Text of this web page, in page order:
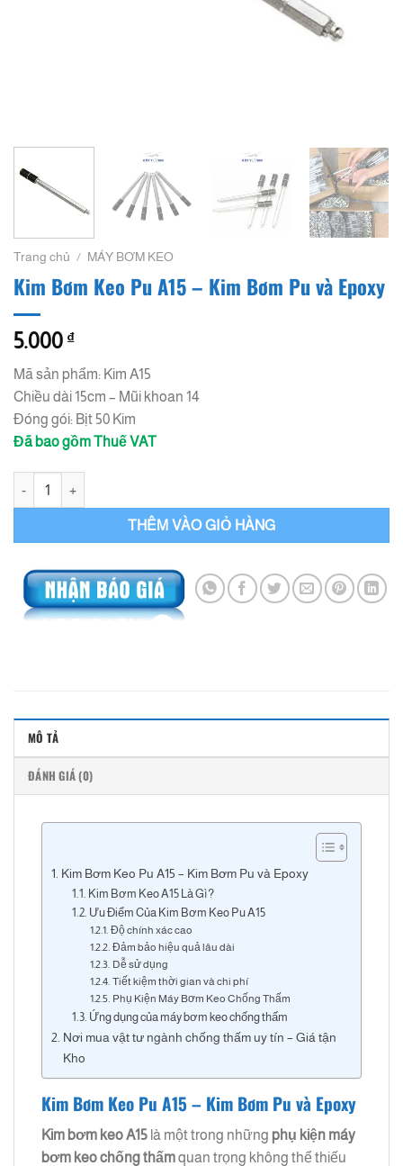
Trang chủ / MÁY BƠM KEO
Kim Bơm Keo Pu A15 – Kim Bơm Pu và Epoxy
5.000 ₫
Mã sản phẩm: Kim A15
Chiều dài 15cm – Mũi khoan 14
Đóng gói: Bịt 50 Kim
Đã bao gồm Thuế VAT
THÊM VÀO GIỎ HÀNG
MÔ TẢ
ĐÁNH GIÁ (0)
Kim Bơm Keo Pu A15 – Kim Bơm Pu và Epoxy
Kim Bơm Keo A15 Là Gì?
Ưu Điểm Của Kim Bơm Keo Pu A15
Độ chính xác cao
Đảm bảo hiệu quả lâu dài
Dễ sử dụng
Tiết kiệm thời gian và chi phí
Phụ Kiện Máy Bơm Keo Chống Thấm
Ứng dụng của máy bơm keo chống thấm
Nơi mua vật tư ngành chống thấm uy tín – Giá tận
Kho
Kim Bơm Keo Pu A15 – Kim Bơm Pu và Epoxy
Kim bơm keo A15 là một trong những phụ kiện máy
bơm keo chống thấmquan trọng không thể thiếu